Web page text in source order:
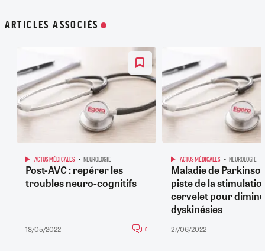
ARTICLES ASSOCIÉS
ACTUS MÉDICALES NEUROLOGIE
Post-AVC : repérer les
troubles neuro-cognitifs
18/05/2022 0
ACTUS MÉDICALES NEUROLOGIE
Maladie de
piste de la
cervelet pour
dyskinésies
27/06/2022